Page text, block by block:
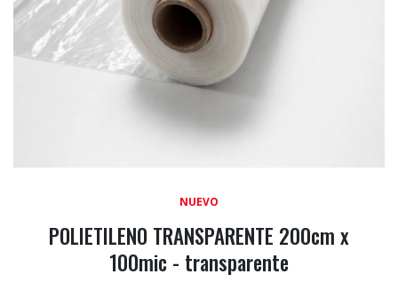
NUEVO
POLIETILENO TRANSPARENTE 200cm x
100mic - transparente